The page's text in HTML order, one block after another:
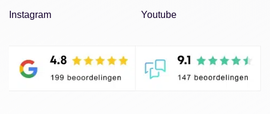
Instagram Youtube